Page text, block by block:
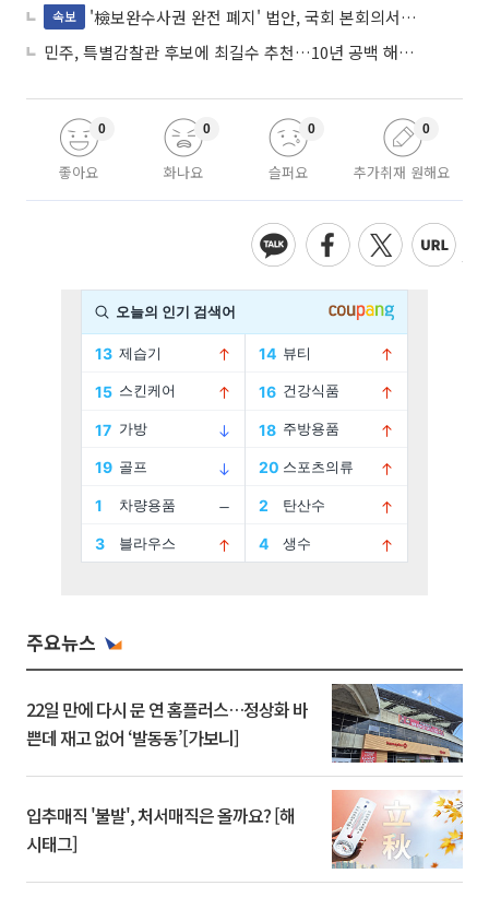
속보
'檢보완수사권 완전 폐지' 법안, 국회 본회의서 민주당 주도 통과
민주, 특별감찰관 후보에 최길수 추천…10년 공백 해소 속도
좋아요
0
화나요
0
슬퍼요
0
추가취재 원해요
0
주요뉴스
22일 만에 다시 문 연 홈플러스…정상화 바
쁜데 재고 없어 ‘발동동’[가보니]
입추매직 '불발', 처서매직은 올까요? [해
시태그]